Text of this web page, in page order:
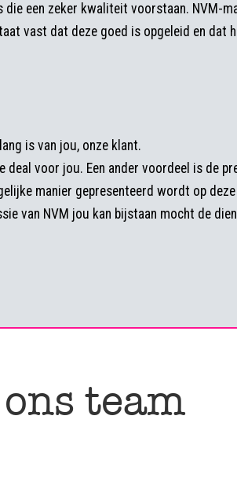
een zeker kwaliteit voorstaan. NVM-
vast dat deze goed is opgeleid en dat
is van jou, onze klant.
voor jou. Een ander voordeel is de
manier gepresenteerd wordt op
van NVM jou kan bijstaan mocht de
team